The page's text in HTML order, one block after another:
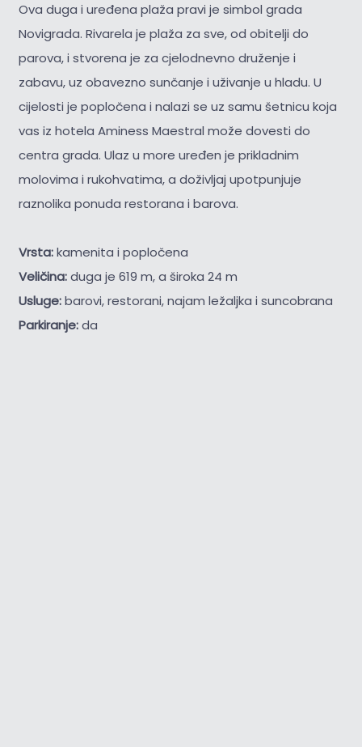
Ova duga i uređena plaža pravi je simbol grada
Novigrada. Rivarela je plaža za sve, od obitelji do
parova, i stvorena je za cjelodnevno druženje i
zabavu, uz obavezno sunčanje i uživanje u hladu. U
cijelosti je popločena i nalazi se uz samu šetnicu koja
vas iz hotela Aminess Maestral može dovesti do
centra grada. Ulaz u more uređen je prikladnim
molovima i rukohvatima, a doživljaj upotpunjuje
raznolika ponuda restorana i barova.
Vrsta:kamenita i popločena
Veličina:duga je 619 m, a široka 24 m
Usluge:barovi, restorani, najam ležaljka i suncobrana
Parkiranje:da